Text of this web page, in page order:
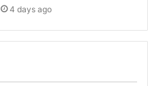
4 days ago